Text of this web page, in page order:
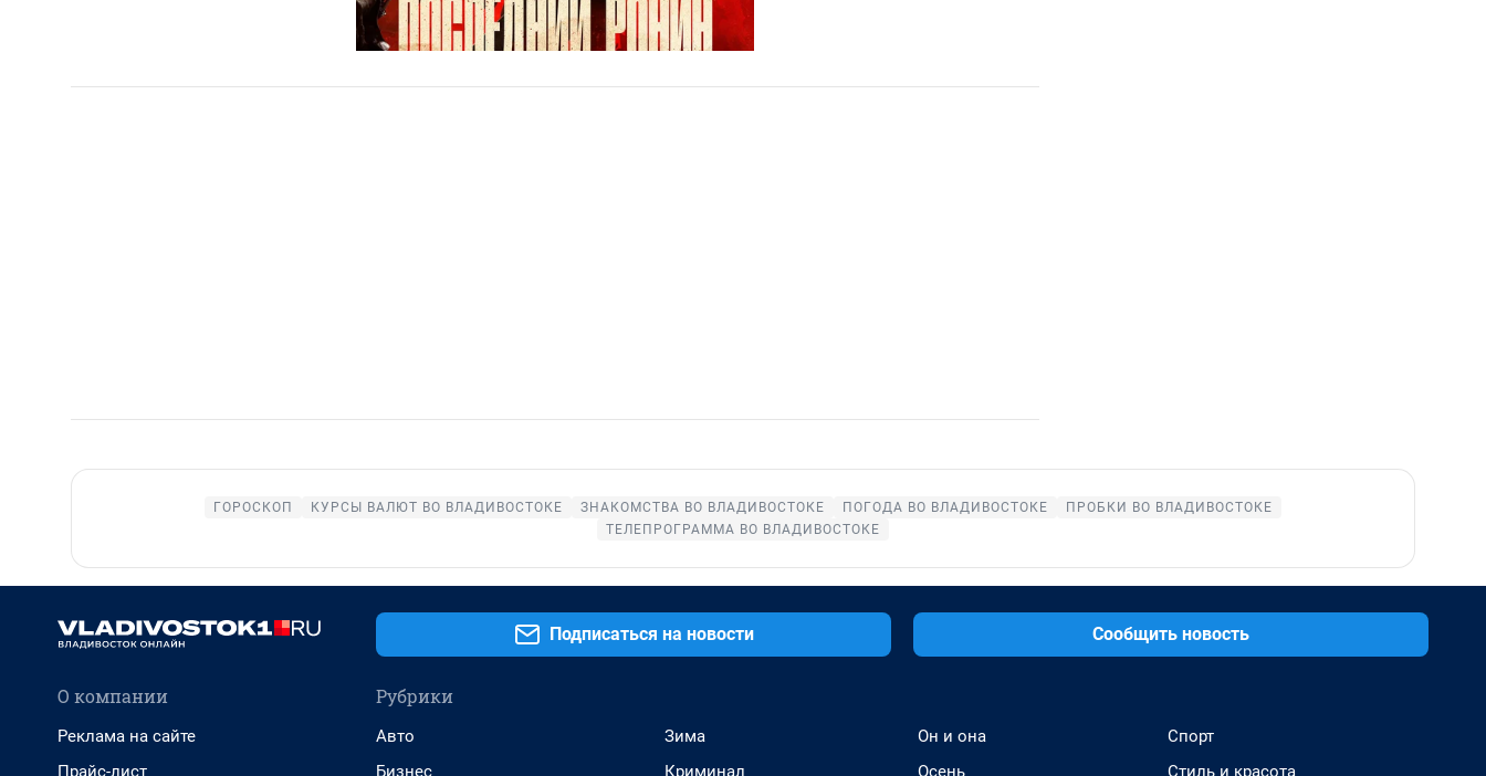
ГОРОСКОП КУРСЫ ВАЛЮТ ВО ВЛАДИВОСТОКЕ ЗНАКОМСТВА ВО ВЛАДИВОСТОКЕ ПОГОДА ВО ВЛАДИВОСТОКЕ
ПРОБКИ ВО ВЛАДИВОСТОКЕ
ТЕЛЕПРОГРАММА ВО ВЛАДИВОСТОКЕ
Подписаться на новости Сообщить новость
О компании
Реклама на сайте
Прайс-лист
Рубрики
Авто
Бизнес
Зима
Криминал
Он и она
Осень
Спорт
Стиль и красота